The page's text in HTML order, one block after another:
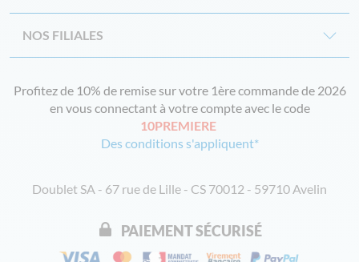
NOS FILIALES
Profitez de 10% de remise sur votre 1ère commande de 2026
en vous connectant à votre compte avec le code
10PREMIERE
Des conditions s'appliquent*
Doublet SA - 67 rue de Lille - CS 70012 - 59710 Avelin
PAIEMENT SÉCURISÉ